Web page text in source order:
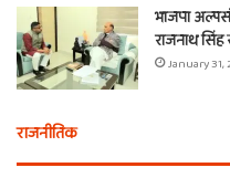
भाजपा
राजनाथ
January 31,
राजनीतिक